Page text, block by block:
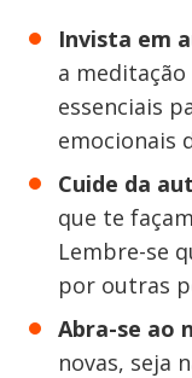
Invista em
a
essenciais
emocionais
Cuide da
que te
Lembre-se
por outras
Abra-se ao
novas, seja